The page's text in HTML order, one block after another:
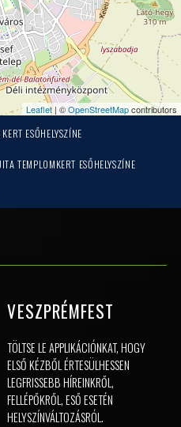
Leaflet| ©OpenStreetMapcontributors
ESŐHELYSZÍNE
TEMPLOMKERT ESŐHELYSZÍNE
VESZPRÉMFEST
TÖLTSE LE APPLIKÁCIÓNKAT, HOGY
ELSŐ KÉZBŐL ÉRTESÜLHESSEN
LEGFRISSEBB HÍREINKRŐL,
FELLÉPŐKRŐL, ESŐ ESETÉN
HELYSZÍNVÁLTOZÁSRÓL.